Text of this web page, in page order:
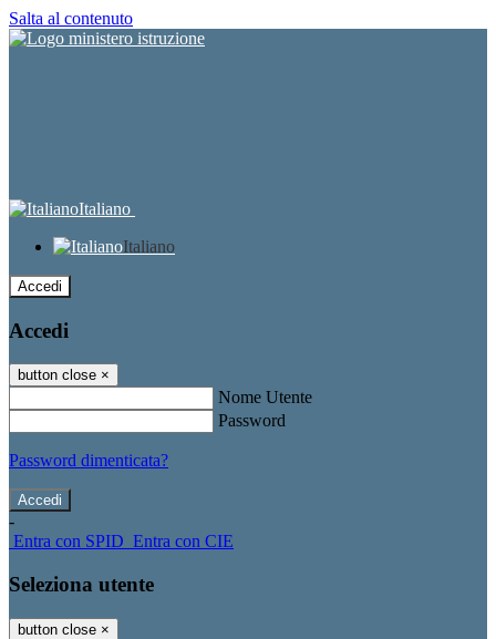
Salta al contenuto
Italiano
Italiano
Accedi
Accedi
button close ×
Nome Utente
Password
Password dimenticata?
-
Entra con SPID Entra con CIE
Seleziona utente
button close ×